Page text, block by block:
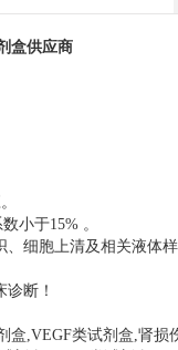
盒供应商
小于15% 。
、细胞上清及相关液体
断！
盒,VEGF类试剂盒,肾损